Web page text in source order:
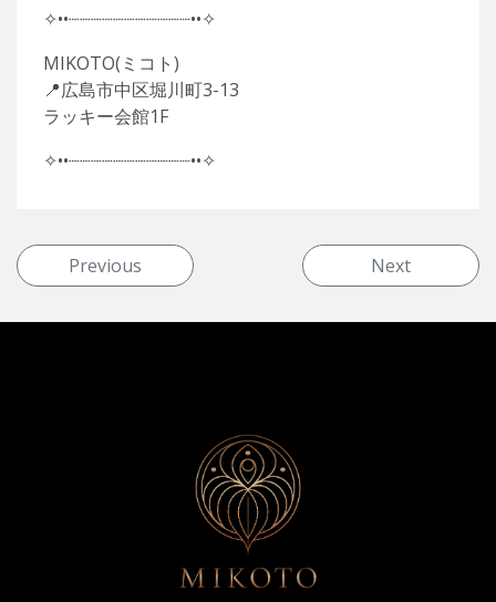
✧••┈┈┈┈┈┈┈┈┈┈┈••✧
MIKOTO(ミコト)
📍広島市中区堀川町3-13
ラッキー会館1F
✧••┈┈┈┈┈┈┈┈┈┈┈••✧
投稿ナビゲーション
Previous Next